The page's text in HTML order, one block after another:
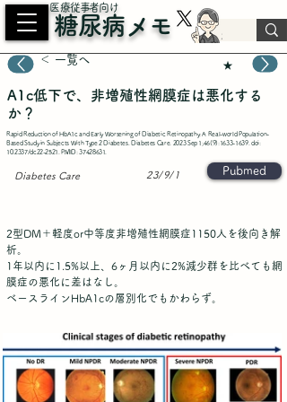
​医療従事者向け
糖尿病メモ
＜ 一覧へ ★
A1c低下で、非増殖性網膜症は悪化する
か？
Rapid Reduction of HbA1c and Early Worsening of Diabetic Retinopathy: A Real-world Population-
Based Study in Subjects With Type 2 Diabetes. Diabetes Care. 2023 Sep 1;46(9):1633-1639. doi:
10.2337/dc22-2521. PMID:37428631
23/9/1
Diabetes Care Pubmed
2型DM＋軽度or中等度非増殖性網膜症1150人を後向き解
析。
1年以内に1.5%以上、6ヶ月以内に2%減少群を比べても網
膜症の悪化に差はなし。
ベースラインHbA1cの層別化でもかわらず。